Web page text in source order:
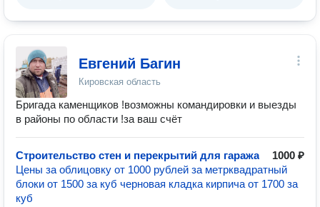
Евгений Багин
Кировская область
Бригада каменщиков !возможны командировки и выезды
в районы по области !за ваш счёт
Строительство стен и перекрытий для гаража
1000 ₽
Цены за облицовку от 1000 рублей за метрквадратный
блоки от 1500 за куб черновая кладка кирпича от 1700 за
куб